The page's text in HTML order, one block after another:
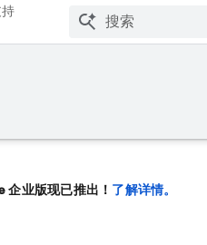
业版现已推出！ 了解详情。